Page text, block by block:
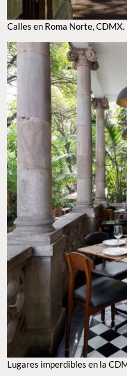
CALLES EN
LUGARES